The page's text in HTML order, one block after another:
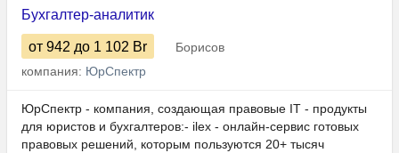
Бухгалтер-аналитик
от 942 до 1 102 Br
Борисов
компания: ЮрСпектр
ЮрСпектр - компания, создающая правовые IT - продукты
для юристов и бухгалтеров:- ilex - онлайн-сервис готовых
правовых решений, которым пользуются 20+ тысяч